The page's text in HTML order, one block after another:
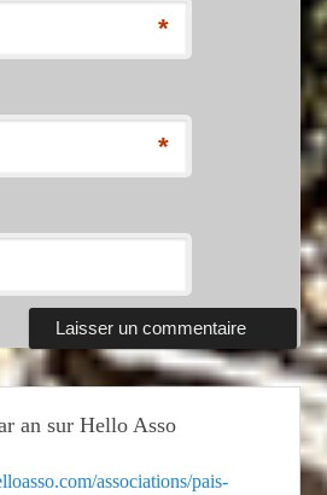
*
*
an sur Hello Asso
associations/pais-